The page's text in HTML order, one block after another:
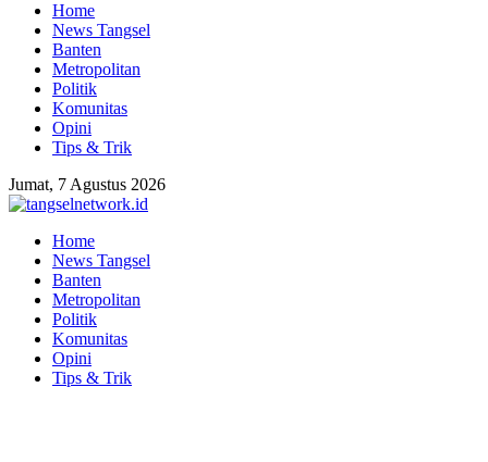
Home
News Tangsel
Banten
Metropolitan
Politik
Komunitas
Opini
Tips & Trik
Jumat, 7 Agustus 2026
Home
News Tangsel
Banten
Metropolitan
Politik
Komunitas
Opini
Tips & Trik